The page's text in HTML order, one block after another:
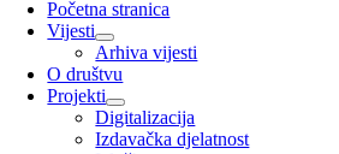
Početna stranica
Vijesti
Arhiva vijesti
O društvu
Projekti
Digitalizacija
Izdavačka djelatnost